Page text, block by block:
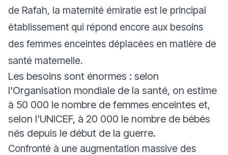
de Rafah, la maternité émiratie est le principal
établissement qui répond encore aux besoins
des femmes enceintes déplacées en matière de
santé maternelle.
Les besoins sont énormes : selon
l'Organisation mondiale de la santé, on estime
à 50 000 le nombre de femmes enceintes et,
selon l'UNICEF, à 20 000 le nombre de bébés
nés depuis le début de la guerre.
Confronté à une augmentation massive des